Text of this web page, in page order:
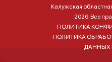
Калужская
2026. Все
ПОЛИТИКА
ПОЛИТИКА
ДАННЫХ